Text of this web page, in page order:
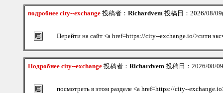
подробнее city--exchange 投稿者： Richardvem 投稿日：2026/08/
Перейти на сайт <a href=https://city--exchange.io/>сити
Подробнее city--exchange 投稿者： Richardvem 投稿日：2026/08/
посмотреть в этом разделе <a href=https://city--